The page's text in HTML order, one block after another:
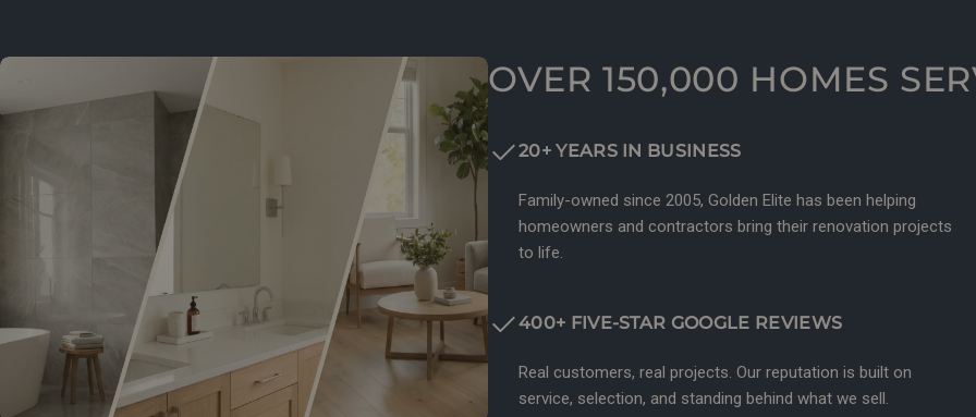
OVER 150,000 HOMES
20+ YEARS IN BUSINESS
Family-owned since 2005, Golden Elite has been helping
homeowners and contractors bring their renovation projects
to life.
400+ FIVE-STAR GOOGLE REVIEWS
Real customers, real projects. Our reputation is built on
service, selection, and standing behind what we sell.